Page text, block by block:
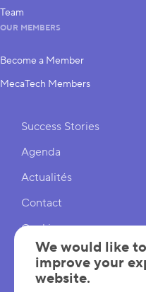
Team
OUR MEMBERS
Become a Member
MecaTech Members
Shortcuts
Success Stories
Agenda
Actualités
Contact
Cookies
Cookies Settings
Mentions légales
We would like
improve your
website.